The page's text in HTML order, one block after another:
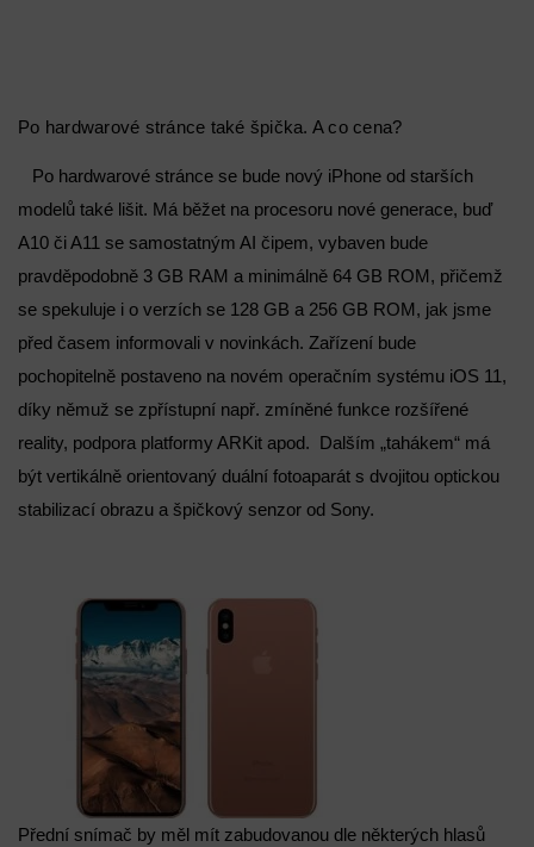
Po hardwarové stránce také špička. A co cena?
Po hardwarové stránce se bude nový iPhone od starších
modelů také lišit. Má běžet na procesoru nové generace, buď
A10 či A11 se samostatným AI čipem, vybaven bude
pravděpodobně 3 GB RAM a minimálně 64 GB ROM, přičemž
se spekuluje i o verzích se 128 GB a 256 GB ROM, jak jsme
před časem informovali v novinkách. Zařízení bude
pochopitelně postaveno na novém operačním systému iOS 11,
díky němuž se zpřístupní např. zmíněné funkce rozšířené
reality, podpora platformy ARKit apod. Dalším „tahákem“ má
být vertikálně orientovaný duální fotoaparát s dvojitou optickou
stabilizací obrazu a špičkový senzor od Sony.
Přední snímač by měl mít zabudovanou dle některých hlasů